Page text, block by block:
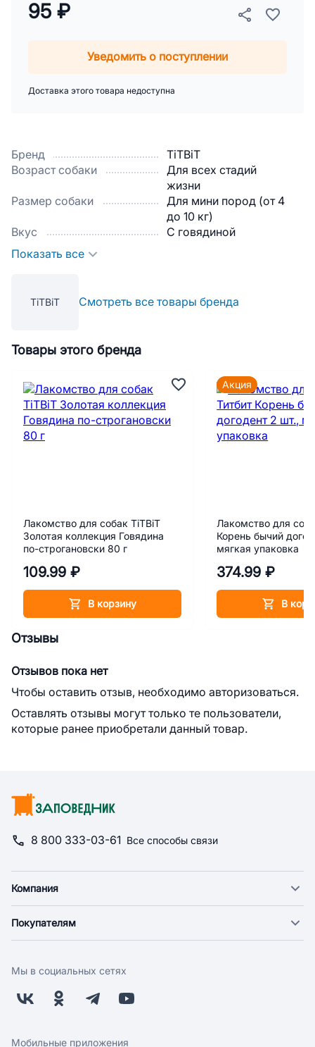
Бренд
TiTBiT
Возраст собаки
Для всех стадий
жизни
Размер собаки
Для мини пород (от 4
до 10 кг)
Вкус
С говядиной
Показать все
TiTBiT Смотреть все товары бренда
95 ₽
Уведомить о поступлении
Доставка этого товара недоступна
Товары этого бренда
Лакомство для собак TiTBiT
Золотая коллекция Говядина
по-строгановски 80 г
109.99 ₽
В корзину
Лакомство для
Корень бычий
мягкая упаковка
374.99 ₽
В
Акция
Отзывы
Отзывов пока нет
Чтобы оставить отзыв, необходимо авторизоваться.
Оставлять отзывы могут только те пользователи,
которые ранее приобретали данный товар.
8 800 333-03-61 Все способы связи
Компания
Новости
Поставщикам
Заводчикам
Обратная связь
Покупателям
Оплата
Бонусная программа
Скидки и акции
Мы в социальных сетях
Мобильные приложения